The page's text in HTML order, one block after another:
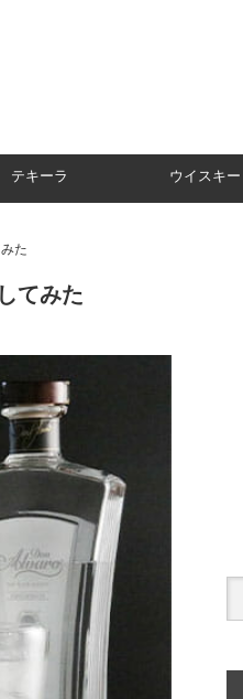
テキーラ ウイスキー
た
てみた